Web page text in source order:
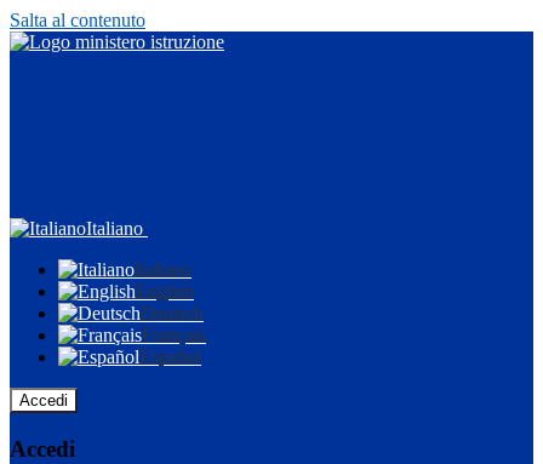
Salta al contenuto
Italiano
Italiano
English
Deutsch
Français
Español
Accedi
Accedi